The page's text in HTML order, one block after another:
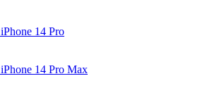
iPhone 14 Pro
iPhone 14 Pro Max